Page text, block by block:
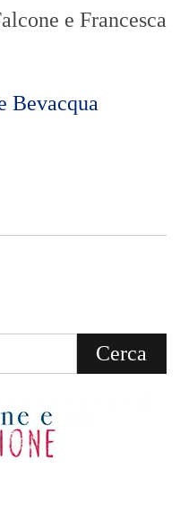
e Francesca
Bevacqua